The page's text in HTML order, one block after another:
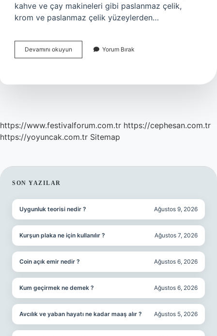
kahve ve çay makineleri gibi paslanmaz çelik,
krom ve paslanmaz çelik yüzeylerden…
Devamını okuyun
Mavi
Temizler
Yorum Bırak
https://www.festivalforum.com.tr https://cephesan.com.tr
https://yoyuncak.com.tr Sitemap
SIDEBAR
SON YAZILAR
Uygunluk teorisi nedir ? Ağustos 9, 2026
Kurşun plaka ne için kullanılır ? Ağustos 7, 2026
Coin açık emir nedir ? Ağustos 6, 2026
Kum geçirmek ne demek ? Ağustos 6, 2026
Avcılık ve yaban hayatı ne kadar maaş alır ? Ağustos 5, 2026